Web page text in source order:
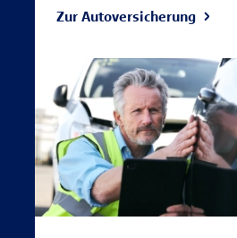
Zur Autoversicherung